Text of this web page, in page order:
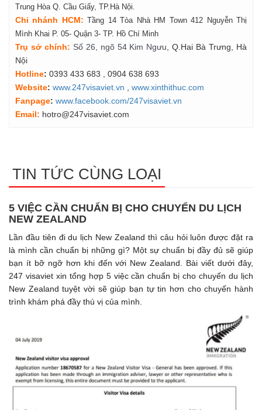
Trung Hòa Q. Cầu Giấy, TP.Hà Nội.
Chi nhánh HCM: Tầng 14 Tòa Nhà HM Town 412 Nguyễn Thị
Mình Khai P. 05- Quận 3- TP. Hồ Chí Minh
Trụ sở chính: Số 26, ngõ 54 Kim Ngưu , Q.Hai Bà Trưng, Hà
Nội
Hotline: 0393 433 683 , 0904 638 693
Website: www.247visaviet.vn
www.xinthithuc.com
Fanpage: www.facebook.com/247visaviet.vn
Email: hotro@247visaviet.com
TIN TỨC CÙNG LOẠI
5 VIỆC CẦN CHUẨN BỊ CHO CHUYỂN DU LỊCH
NEW ZEALAND
Lần đầu tiên đi du lịch New Zealand thì câu hỏi luôn được đặt ra
là mình cần chuẩn bị những gì? Một sự chuẩn bị đầy đủ sẽ giúp
bạn ít bỡ ngỡ hơn khi đến với New Zealand. Bài viết dưới đây,
247 visaviet xin tổng hợp 5 việc cần chuẩn bị cho chuyến du lịch
New Zealand tuyệt vời sẽ giúp bạn tự tin hơn cho chuyến hành
trình khám phá đầy thú vị của mình.